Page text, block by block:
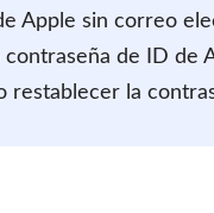
Apple sin correo
de ID de
restablecer la